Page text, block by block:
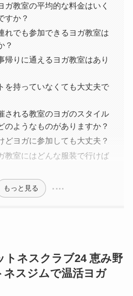
ガ教室の平均的な料金はいく
すか？
れでも参加できるヨガ教室は
？
帰りに通えるヨガ教室はあり
を持っていなくても大丈夫で
される教室のヨガのスタイル
のようなものがありますか？
どヨガに参加しても大丈夫？
教室にはどんな服装で行けば
もっと見る
トネスクラブ24 恵み野
ネスジムで温活ヨガ